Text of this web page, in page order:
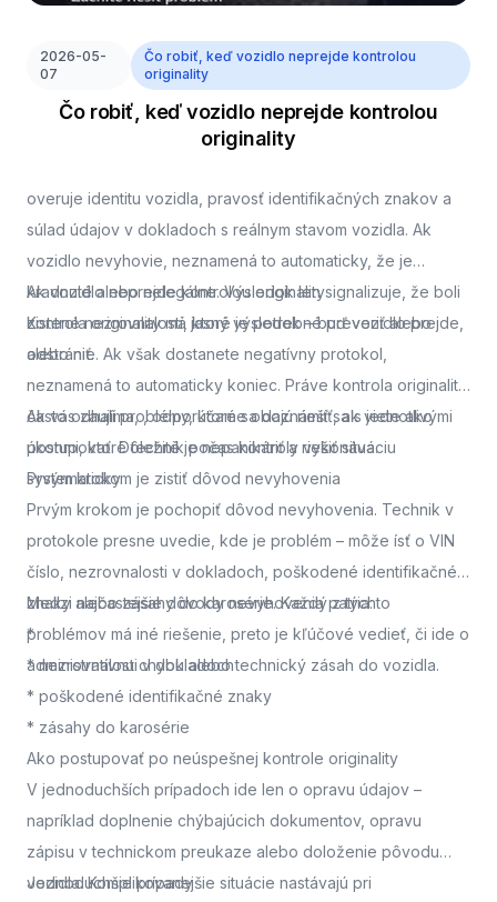
2026-05-
07
Čo robiť, keď vozidlo neprejde kontrolou
originality
Čo robiť, keď vozidlo neprejde kontrolou
originality
overuje identitu vozidla, pravosť identifikačných znakov a
súlad údajov v dokladoch s reálnym stavom vozidla. Ak
vozidlo nevyhovie, neznamená to automaticky, že je
kradnuté alebo nelegálne. Výsledok len signalizuje, že boli
zistené nezrovnalosti, ktoré je potrebné preveriť alebo
odstrániť.
Ak vozidlo neprejde kontrolou originality
Kontrola originality má jasný výsledok – buď vozidlo prejde,
alebo nie. Ak však dostanete negatívny protokol,
neznamená to automaticky koniec. Práve kontrola originality
často odhalí problémy, ktoré sa dajú riešiť, ak viete ako
postupovať. Dôležité je nepanikáriť a riešiť situáciu
systematicky.
Ak vás zaujíma,, odporúčame oboznámiť sa s jednotlivými
úkonmi, ktoré technik počas kontroly vykonáva.
Prvým krokom je zistiť dôvod nevyhovenia
Prvým krokom je pochopiť dôvod nevyhovenia. Technik v
protokole presne uvedie, kde je problém – môže ísť o VIN
číslo, nezrovnalosti v dokladoch, poškodené identifikačné
znaky alebo zásahy do karosérie. Každý z týchto
problémov má iné riešenie, preto je kľúčové vedieť, či ide o
administratívnu chybu alebo technický zásah do vozidla.
Medzi najčastejšie dôvody nevyhovenia patria:
*
* nezrovnalosti v dokladoch
* poškodené identifikačné znaky
* zásahy do karosérie
Ako postupovať po neúspešnej kontrole originality
V jednoduchších prípadoch ide len o opravu údajov –
napríklad doplnenie chýbajúcich dokumentov, opravu
zápisu v technickom preukaze alebo doloženie pôvodu
vozidla. Komplikovanejšie situácie nastávajú pri
Jednoduchšie prípady